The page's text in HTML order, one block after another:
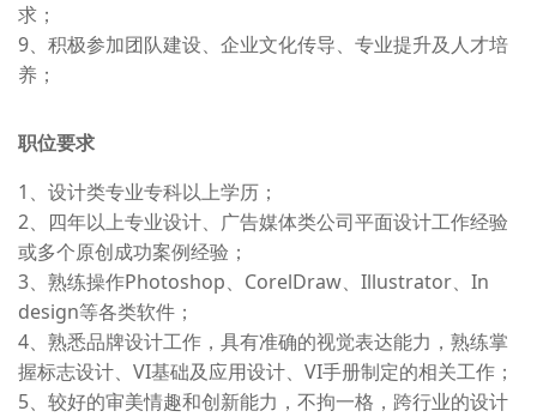
求；
9、积极参加团队建设、企业文化传导、专业提升及人才培
养；
职位要求
1、设计类专业专科以上学历；
2、四年以上专业设计、广告媒体类公司平面设计工作经验
或多个原创成功案例经验；
3、熟练操作Photoshop、CorelDraw、Illustrator、In
design等各类软件；
4、熟悉品牌设计工作，具有准确的视觉表达能力，熟练掌
握标志设计、VI基础及应用设计、VI手册制定的相关工作；
5、较好的审美情趣和创新能力，不拘一格，跨行业的设计